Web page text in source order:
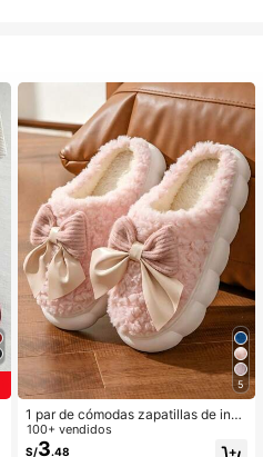
5
1 par de cómodas zapatillas de invi
erno para mujer, con forro de peluc
he con lazo, suela gruesa antidesliz
100+ vendidos
S/3.48